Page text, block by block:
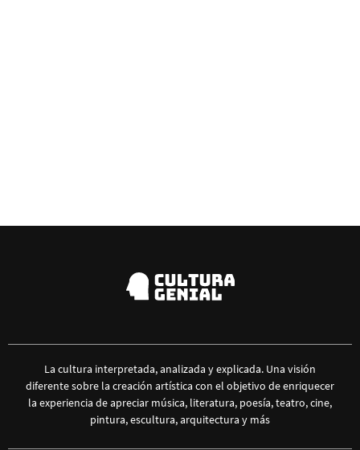
La cultura interpretada, analizada y explicada. Una visión
diferente sobre la creación artística con el objetivo de enriquecer
la experiencia de apreciar música, literatura, poesía, teatro, cine,
pintura, escultura, arquitectura y más